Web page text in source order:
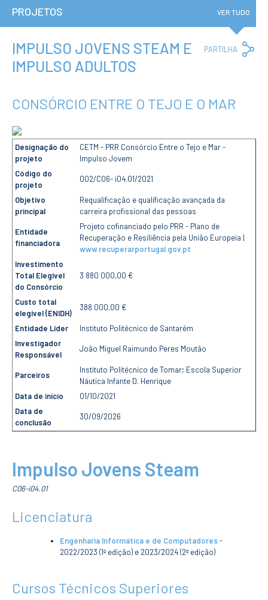
A3ES
Política de
Avaliação e
Qualidade
Protocolos
Contratação
Pública
Canal de Denúncia
Campus
Notícias
Agenda
Centenário ENIDH
Reconhecimento
de Habilitações
Estrangeiras
CURSOS
Mestrados
Licenciaturas
Cursos TeSP
Cursos de Curta
Duração
Licenciaturas
Cursos TeSP
Estudantes
Cursos
Preparatórios
Erasmus
ESTUDANTES
Ação Social
PROJETOS VER TUDO
IMPULSO JOVENS STEAM E
IMPULSO ADULTOS
PARTILHA
CONSÓRCIO ENTRE O TEJO E O MAR
Designação do
projeto
CETM - PRR Consórcio Entre o Tejo e Mar -
Impulso Jovem
Código do
projeto
002/C06- i04.01/2021
Objetivo
principal
Requalificação e qualificação avançada da
carreira profissional das pessoas
Entidade
financiadora
Projeto cofinanciado pelo PRR - Plano de
Recuperação e Resiliência pela União Europeia |
www.recuperarportugal.gov.pt
Investimento
Total Elegível
do Consórcio
3 880 000,00 €
Custo total
elegível (ENIDH)
388 000,00 €
Entidade Líder
Instituto Politécnico de Santarém
Investigador
Responsável
João Miguel Raimundo Peres Moutão
Parceiros
Instituto Politécnico de Tomar; Escola Superior
Náutica Infante D. Henrique
Data de início
01/10/2021
Data de
conclusão
30/09/2026
Impulso Jovens Steam
C06-i04.01
Licenciatura
Engenharia Informática e de Computadores-
2022/2023 (1ª edição) e 2023/2024 (2ª edição)
Cursos Técnicos Superiores